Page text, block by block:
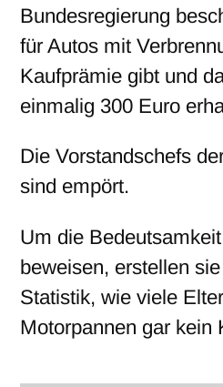
Bundesregierung
für Autos mit
Kaufprämie gibt und
einmalig 300 Euro
Die Vorstandschefs
sind empört.
Um die
beweisen, erstellen
Statistik, wie viele
Motorpannen gar kein